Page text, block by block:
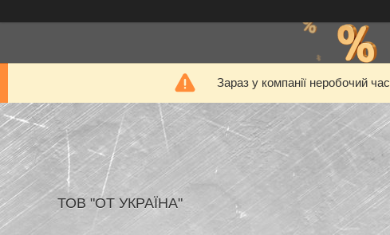
Зараз у компанії неробочий
ТОВ "ОТ УКРАЇНА"